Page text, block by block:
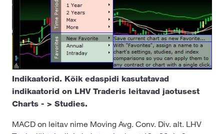
Indikaatorid. Kõik edaspidi kasutatavad
indikaatorid on LHV Traderis leitavad jaotusest
Charts - > Studies.
MACD on leitav nime Moving Avg. Conv. Div. alt. LHV